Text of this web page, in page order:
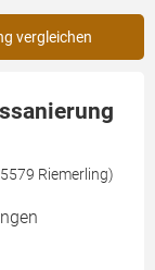
vergleichen
Riemerling)